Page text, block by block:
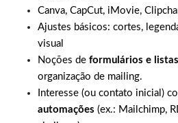
Canva, CapCut, iMovie,
Ajustes básicos: cortes,
visual
Noções de formulários e listas
organização de mailing.
Interesse (ou contato inicial)
automações (ex.: Mailchimp,